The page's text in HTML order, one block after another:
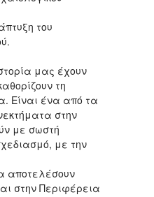
του
μας έχουν
τη
Είναι ένα από τα
στην
με σωστή
με την
αποτελέσουν
στην Περιφέρεια